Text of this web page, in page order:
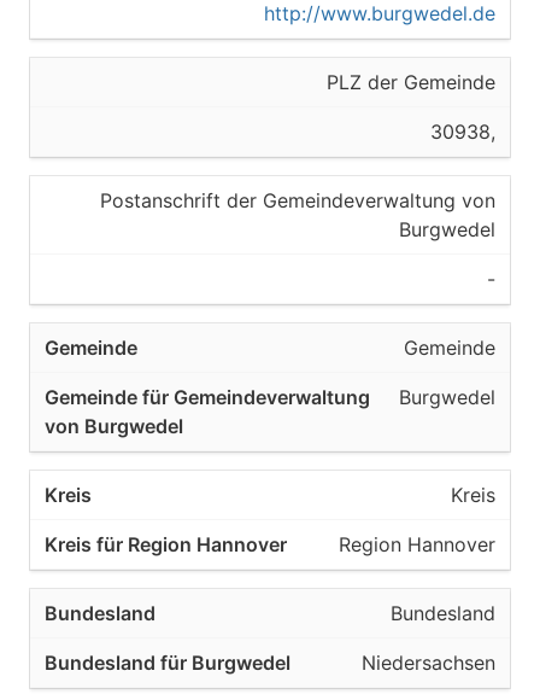
http://www.burgwedel.de
PLZ der Gemeinde
30938,
Postanschrift der Gemeindeverwaltung von
Burgwedel
-
Gemeinde
Burgwedel
Kreis
Region Hannover
Bundesland
Niedersachsen